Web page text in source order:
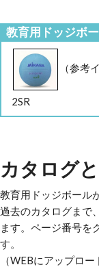
教育用ドッジボ
（参
2SR
カタログ
教育用ドッジボール
過去のカタログまで
ます。ページ番号を
す。
（WEBにアップロ